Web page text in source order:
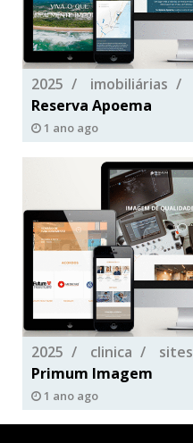
2025 imobiliárias
Reserva Apoema
1 ano ago
2025 clinica
sites
Primum Imagem
1 ano ago